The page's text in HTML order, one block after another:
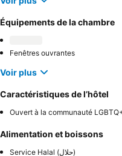
Équipements de la chambre
Fenêtres ouvrantes
Voir plus
Caractéristiques de l’hôtel
Ouvert à la communauté
Alimentation et boissons
Service Halal (حلال)